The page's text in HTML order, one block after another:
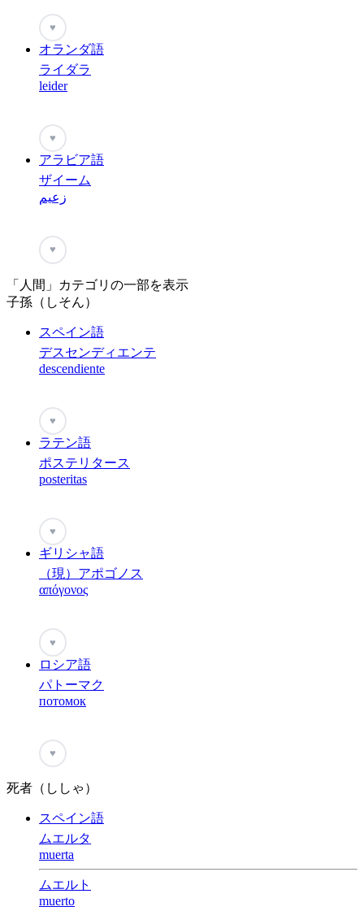
♥
オランダ語
ライダラ
leider
♥
アラビア語
ザイーム
زعيم
♥
「人間」カテゴリの一部を表示
子孫（しそん）
スペイン語
デスセンディエンテ
descendiente
♥
ラテン語
ポステリタース
posteritas
♥
ギリシャ語
（現）アポゴノス
απόγονος
♥
ロシア語
パトーマク
потомок
♥
死者（ししゃ）
スペイン語
ムエルタ
muerta
ムエルト
muerto